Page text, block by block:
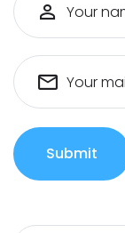
Your
Your
Submit